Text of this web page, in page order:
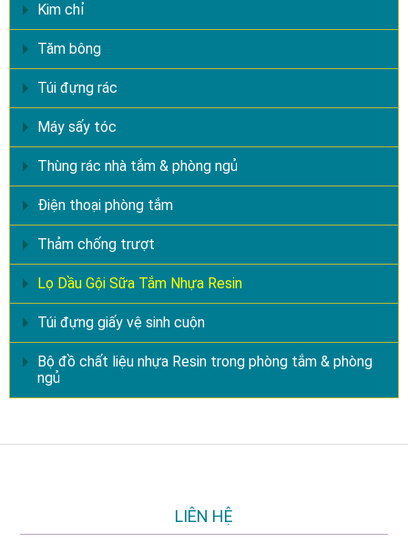
Kim chỉ
Tăm bông
Túi đựng rác
Máy sấy tóc
Thùng rác nhà tắm & phòng ngủ
Điện thoại phòng tắm
Thảm chống trượt
Lọ Dầu Gội Sữa Tắm Nhựa Resin
Túi đựng giấy vệ sinh cuộn
Bộ đồ chất liệu nhựa Resin trong phòng tắm & phòng
ngủ
LIÊN HỆ